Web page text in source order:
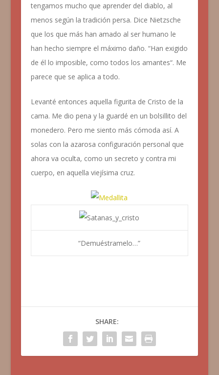
tengamos mucho que aprender del diablo, al
menos según la tradición persa. Dice Nietzsche
que los que más han amado al ser humano le
han hecho siempre el máximo daño. “Han exigido
de él lo imposible, como todos los amantes“. Me
parece que se aplica a todo.
Levanté entonces aquella figurita de Cristo de la
cama. Me dio pena y la guardé en un bolsillito del
monedero. Pero me siento más cómoda así. A
solas con la azarosa configuración personal que
ahora va oculta, como un secreto y contra mi
cuerpo, en aquella viejísima cruz.
“Demuéstramelo…”
SHARE: